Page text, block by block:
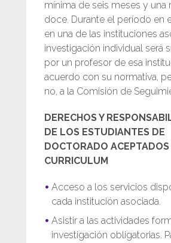
mínima de seis meses y una
doce. Durante el período en
en una de las instituciones
investigación individual será
por un profesor de esa
acuerdo con su normativa,
no, a la Comisión de
DERECHOS Y
DE LOS ESTUDIANTES DE
DOCTORADO ACEPTADOS
CURRICULUM
Acceso a los servicios
cada institución asociada.
Asistir a las actividades
investigación obligatorias.